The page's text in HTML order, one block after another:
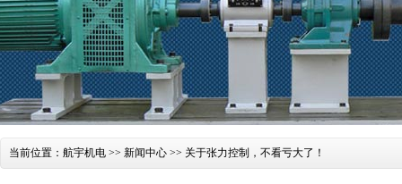
当前位置： 航宇机电 >> 新闻中心 >> 关于张力控制，不看亏大了！